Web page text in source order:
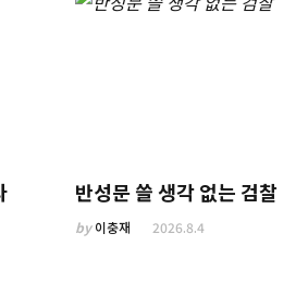
반성문 쓸 생각 없는 검찰
by이충재 2026.8.4